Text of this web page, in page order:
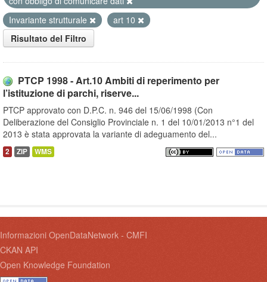
Invariante strutturale
art 10
Risultato del Filtro
PTCP 1998 - Art.10 Ambiti di reperimento per
l’istituzione di parchi, riserve...
PTCP approvato con D.P.C. n. 946 del 15/06/1998 (Con
Deliberazione del Consiglio Provinciale n. 1 del 10/01/2013 n°1 del
2013 è stata approvata la variante di adeguamento del...
2 ZIP WMS
Informazioni OpenDataNetwork - CMFI
CKAN API
Open Knowledge Foundation